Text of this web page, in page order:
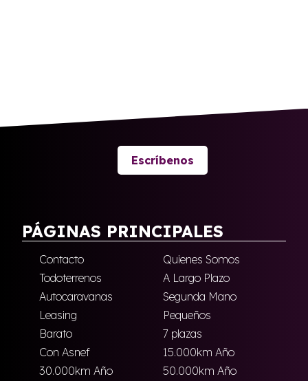
Escríbenos
PÁGINAS PRINCIPALES
Contacto
Quienes Somos
Todoterrenos
A Largo Plazo
Autocaravanas
Segunda Mano
Leasing
Pequeños
Barato
7 plazas
Con Asnef
15.000km Año
30.000km Año
50.000km Año